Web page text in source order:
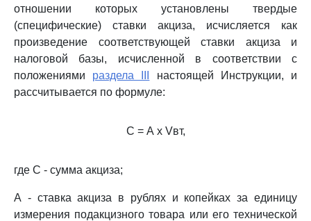
отношении которых установлены твердые
(специфические) ставки акциза, исчисляется как
произведение соответствующей ставки акциза и
налоговой базы, исчисленной в соответствии с
положениями раздела III
настоящей Инструкции, и
рассчитывается по формуле:
С = А х Vвт,
где С - сумма акциза;
А - ставка акциза в рублях и копейках за единицу
измерения подакцизного товара или его технической